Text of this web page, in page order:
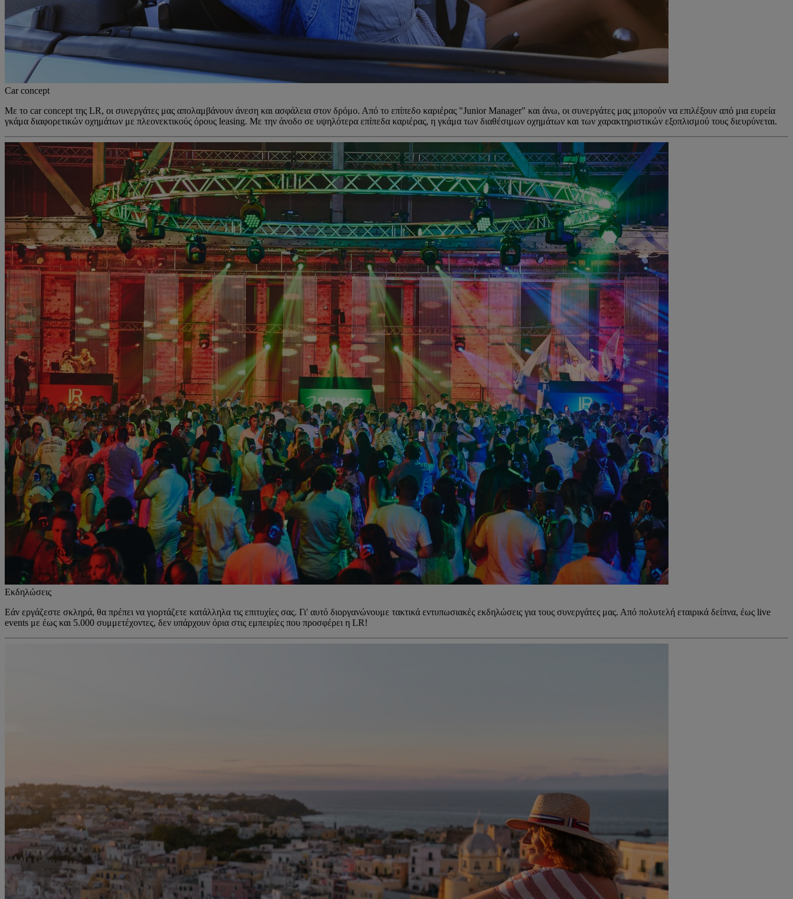
Car concept
Με το car concept της LR, οι συνεργάτες μας απολαμβάνουν άνεση και ασφάλεια στον δρόμο. Από το επίπεδο καριέρας "Junior Manager" και άνω, οι συνεργάτες μας μπορούν να επιλέξουν από μια ευρεία
γκάμα διαφορετικών οχημάτων με πλεονεκτικούς όρους leasing. Με την άνοδο σε υψηλότερα επίπεδα καριέρας, η γκάμα των διαθέσιμων οχημάτων και των χαρακτηριστικών εξοπλισμού τους διευρύνεται.
Εκδηλώσεις
Εάν εργάζεστε σκληρά, θα πρέπει να γιορτάζετε κατάλληλα τις επιτυχίες σας. Γι' αυτό διοργανώνουμε τακτικά εντυπωσιακές εκδηλώσεις για τους συνεργάτες μας. Από πολυτελή εταιρικά δείπνα, έως live
events με έως και 5.000 συμμετέχοντες, δεν υπάρχουν όρια στις εμπειρίες που προσφέρει η LR!